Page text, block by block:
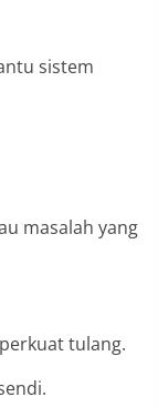
sistem
masalah yang
tulang.